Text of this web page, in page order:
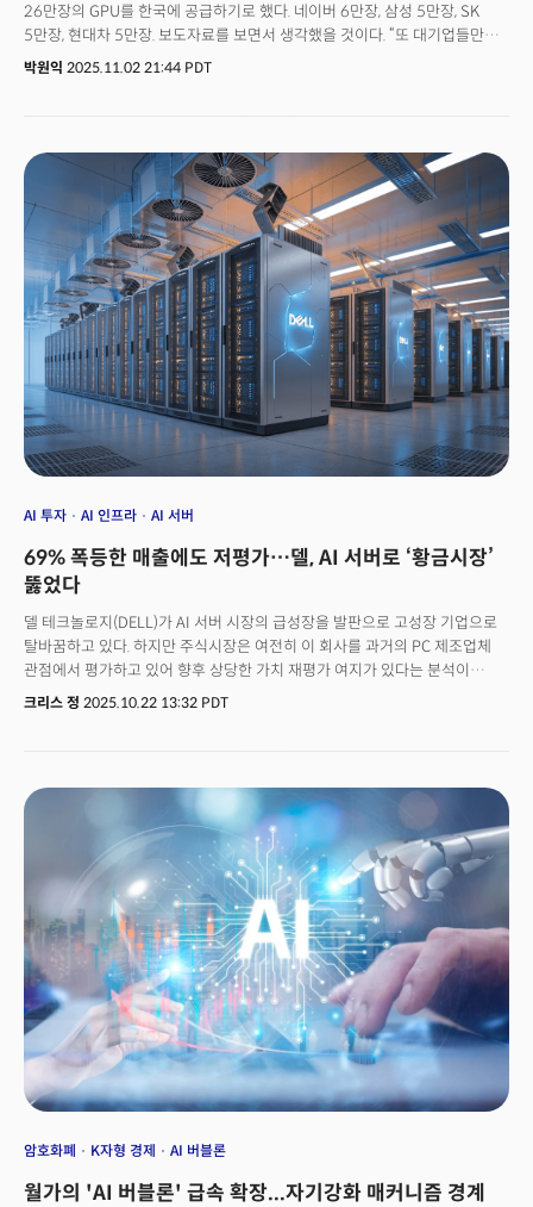
26만장의 GPU를 한국에 공급하기로 했다. 네이버 6만장, 삼성 5만장, SK
5만장, 현대차 5만장. 보도자료를 보면서 생각했을 것이다. “또 대기업들만
좋은 거 다 가져가네. 우리 같은 스타트업은 구경만 하라는 거야?”아니다. AI
있다.정확히 말하면 스타트업의 것이 돼야 한다. 그리고 제대로 움직인다면
스타트업의 것이 될 것이다. 역사는 스타트업 편이다. 역사를 돌아보더라도
인터넷 인프라는 AT&T, 버라이즌 같은 거대 통신사들이 수조원을 들여
광케이블을 깔고 서버를 설치했다. 그렇다면 인터넷 혁명의 주인공은
통신사들이었나?아니다. 구글, 아마존, 페이스북, 넷플릭스. 차고에서 시작한
스타트업들이 인터넷 시대의 제왕이 되었다. 통신사들은 인프라를 제공했을
뿐, 그 위에서 진짜 가치를 만든 것은 스타트업들이었다.스마트폰도
마찬가지다. 애플과 삼성이 하드웨어를 만들었지만, 모바일 혁명을 주도한
것은 누구인가? 우버, 에어비앤비, 인스타그램, 틱톡. 이들은 스마트폰 한 대도
만들지 않았지만 모바일이 바꾼 세상의 최대 수혜자가 됐다.클라우드 시대도
AWS, 구글 클라우드, 마이크로소프트 애저가 엄청난 데이터센터를 지었다.
그렇다면 클라우드 시대의 혁신은 이들만의 것인가? 아니다. 슬랙(Slack), 줌
(Zoom), 노션(Notion), 피그마(Figma). 이 스타트업들은 클라우드 위에서
완전히 새로운 일하는 방식을 만들어냈다.지금 AI 시대도 똑같은 패턴이다.
대기업들이 AI 팩토리를 짓는다. 하지만 그것은 인프라일 뿐이다. 진짜 혁명은
갖춘 스타트업이 일으킬 것이다.역사는 명확하다.&nbsp;인프라는 대기업이
만들지만, 혁신은 스타트업이 주도한다.
박원익 2025.11.02 21:44 PDT
AI 투자 AI 인프라 AI 서버
69% 폭등한 매출에도 저평가…델, AI 서버로 ‘황금시장’
뚫었다
델 테크놀로지(DELL)가 AI 서버 시장의 급성장을 발판으로 고성장 기업으로
탈바꿈하고 있다. 하지만 주식시장은 여전히 이 회사를 과거의 PC 제조업체
관점에서 평가하고 있어 향후 상당한 가치 재평가 여지가 있다는 분석이
제기됐다.실제로 델의 사업 구조는 빠르게 변하고 있다. AI 인프라 부문의
성장성은 더 명확해진다. 델은 올해 AI 서버 매출만 200억 달러를 넘어설
것으로 전망했다. 시장의 분위기는 더 긍정적이다. 그랜드뷰 리서치에 따르면
전 세계 기업들은 이미 AI 서버에만 연간 1000억 달러 이상을 쓰고 있고
시장은 2030년까지 연평균 39% 성장해 8540억 달러 규모가 될 전망이라는
분석이다. 델은 휴렛 팩커드 엔터프라이즈와 슈퍼 마이크로 컴퓨터, 레노보와
함께 AI 서버 시장의 선두권을 형성하고 있다. 실제로 일론 머스크의 xAI가
50억 달러 규모의 델 서버를 구매하기로 한 것으로 알려졌을 만큼 시장에서의
신뢰도는 높다. 특히 기업고객 부문은 전 분기 대비 두 자릿수 성장을 이어가고
있어 이제 겨우 성장 초기 단계라는 주장이 제기된다.
크리스 정 2025.10.22 13:32 PDT
암호화폐 K자형 경제 AI 버블론
월가의 'AI 버블론' 급속 확장...자기강화 매커니즘 경계